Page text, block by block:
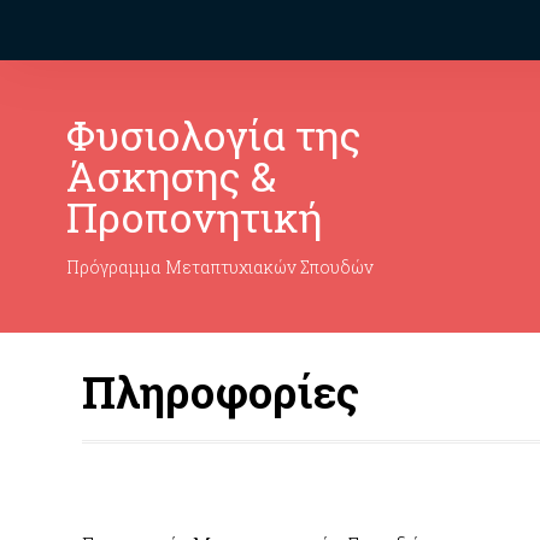
Φυσιολογία της
Άσκησης &
Προπονητική
Πρόγραμμα Μεταπτυχιακών Σπουδών
Πληροφορίες